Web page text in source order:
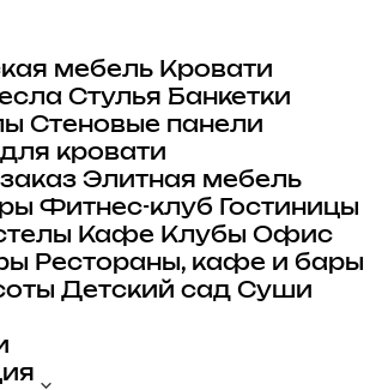
мебель Кровати
Стулья Банкетки
Стеновые панели
кровати
Элитная мебель
Фитнес-клуб
Гостиницы
Кафе Клубы Офис
Рестораны, кафе и бары
Детский сад Суши